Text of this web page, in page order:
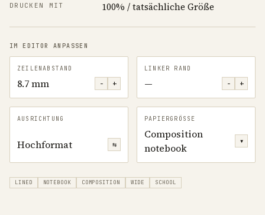
DRUCKEN MIT 100% / tatsächliche Größe
IM EDITOR ANPASSEN
ZEILENABSTAND
8.7 mm − +
LINKER RAND
— − +
AUSRICHTUNG
Hochformat ⇆
PAPIERGRÖSSE
Composition
notebook
▾
LINED NOTEBOOK COMPOSITION WIDE SCHOOL